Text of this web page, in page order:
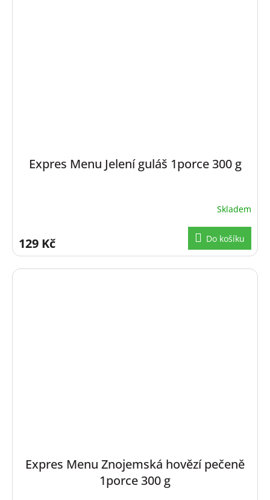
Expres Menu Jelení guláš 1porce 300 g
Skladem
129 Kč Do košíku
Expres Menu Znojemská hovězí pečeně
1porce 300 g